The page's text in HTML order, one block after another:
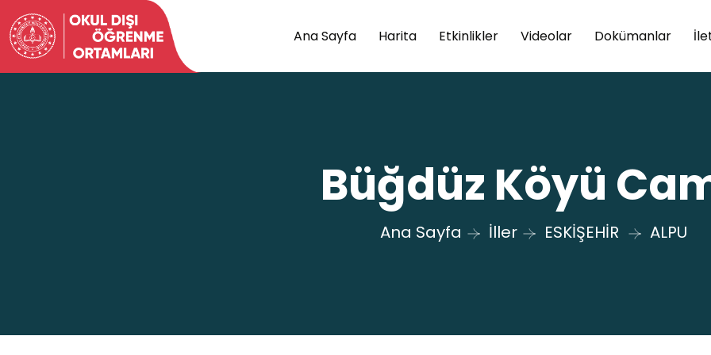
Ana Sayfa Harita Etkinlikler Videolar Dokümanlar
Büğdüz Köyü
Ana Sayfa İller ESKİŞEHİR ALPU